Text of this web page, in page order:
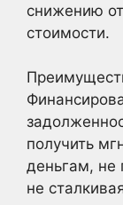
снижению
стоимости.
получить
деньгам, не
не